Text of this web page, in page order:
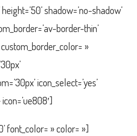
shadow=’no-shadow’
border-thin’
»
icon_select=’yes’
font_color= » color= »]